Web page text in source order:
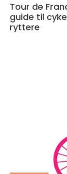
Tour de
guide til
ryttere